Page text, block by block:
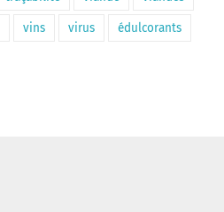
vins virus édulcorants